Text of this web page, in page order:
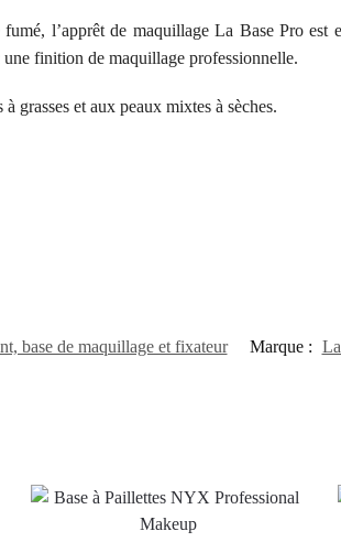
l’apprêt de maquillage La Base Pro est
finition de maquillage professionnelle.
grasses et aux peaux mixtes à sèches.
base de maquillage et fixateur Marque :